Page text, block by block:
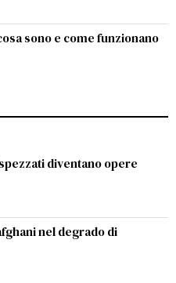
sono e come funzionano
diventano opere
nel degrado di